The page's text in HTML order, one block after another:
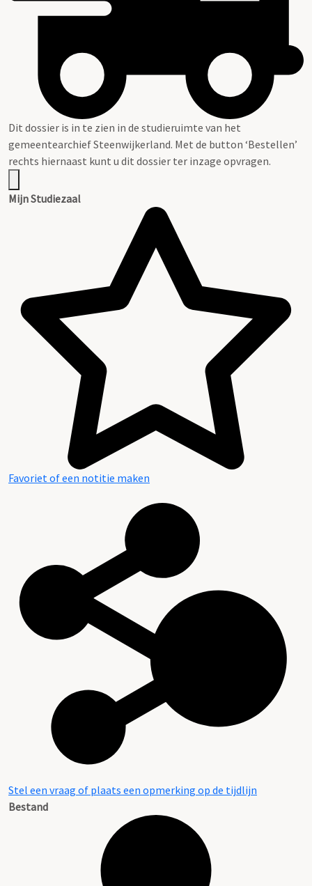
Dit dossier is in te zien in de studieruimte van het
gemeentearchief Steenwijkerland. Met de button ‘Bestellen’
rechts hiernaast kunt u dit dossier ter inzage opvragen.
Mijn Studiezaal
Favoriet of een notitie maken
Stel een vraag of plaats een opmerking op de tijdlijn
Bestand